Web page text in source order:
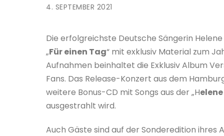
4. SEPTEMBER 2021
Die erfolgreichste Deutsche Sängerin
„Für einen Tag“ mit exklusiv Material zum
Aufnahmen beinhaltet die Exklusiv Album
Fans. Das Release-Konzert aus dem
weitere Bonus-CD mit Songs aus der „H
ausgestrahlt wird.
Auch Gäste sind auf der Sonderedition ihres